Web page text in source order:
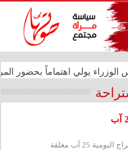
يولي اهتماماً بحضور
الترند العالمي بحفلها في
25 آب مغلقة